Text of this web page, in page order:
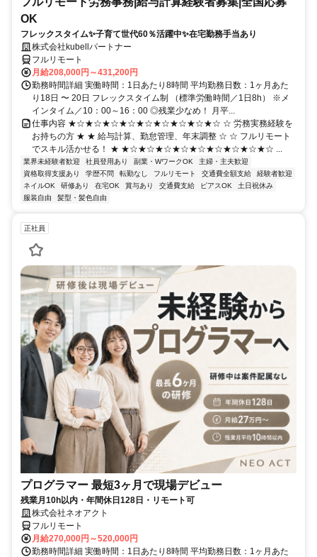
OK
フレックスタイム✨子育て世代60％活躍中✨在宅勤務手当あり
株式会社kubellパートナー
フルリモート
月給208,000円～431,200円
勤務時間詳細 実働時間：1日あたり8時間 平均勤務日数：1ヶ月あた
り18日 〜 20日 フレックスタイム制 （標準労働時間／1日8h） ※メ
インタイム／10：00～16：00 ◎残業少なめ！ 月平...
仕事内容 ★☆★☆★☆★☆★☆★☆★☆★☆★☆ ☆ 労務実務経験を
お持ちの方 ★ ★ 給与計算、勤怠管理、年末調整 ☆ ☆ フルリモート
でスキル活かせる！ ★ ★☆★☆★☆★☆★☆★☆★☆★☆★☆ ...
業界未経験者歓迎 社員登用あり 副業・WワークOK
主婦・主夫歓迎
資格取得支援あり
学歴不問 転勤なし フルリモート 交通費全額支給
経験者歓迎
ネイルOK
研修あり 在宅OK 賞与あり 交通費支給 ピアスOK
土日祝休み
服装自由
髪型・髪色自由
正社員
プログラマー 最短3ヶ月で現場デビュー
残業月10h以内・年間休日128日・リモート可
株式会社ネオアクト
フルリモート
月給270,000円～520,000円
勤務時間詳細 実働時間：1日あたり8時間 平均勤務日数：1ヶ月あた